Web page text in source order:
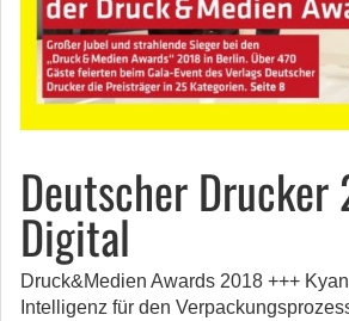
Deutscher
Digital
Druck&Medien Awards 2018 +++
Intelligenz für den